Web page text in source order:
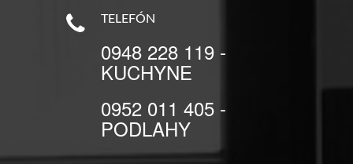
TELEFÓN
0948 228 119 -
KUCHYNE
0952 011 405 -
PODLAHY